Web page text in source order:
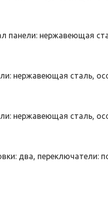
панели: нержавеющая
нержавеющая сталь,
нержавеющая сталь,
два,